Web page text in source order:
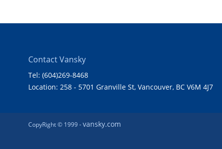
Contact Vansky
Tel: (604)269-8468
Location: 258 - 5701 Granville St, Vancouver, BC V6M 4J7
CopyRight © 1999 -vansky.com